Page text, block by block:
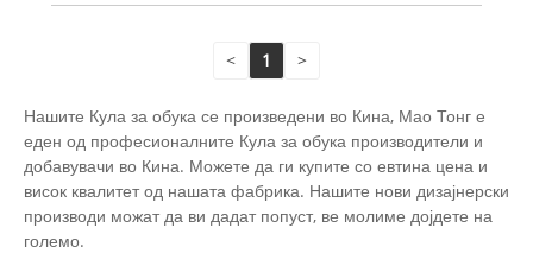
< 1 >
Нашите Кула за обука се произведени во Кина, Мао Тонг е
еден од професионалните Кула за обука производители и
добавувачи во Кина. Можете да ги купите со евтина цена и
висок квалитет од нашата фабрика. Нашите нови дизајнерски
производи можат да ви дадат попуст, ве молиме дојдете на
големо.